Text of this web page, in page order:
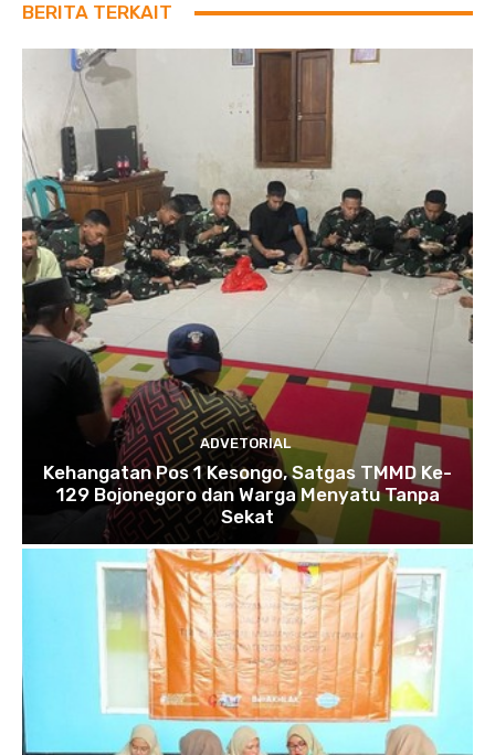
BERITA TERKAIT
ADVETORIAL
Kehangatan Pos 1 Kesongo, Satgas TMMD Ke-
129 Bojonegoro dan Warga Menyatu Tanpa
Sekat